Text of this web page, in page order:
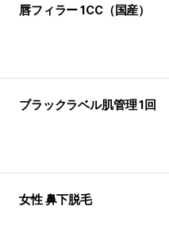
唇フィラー 1CC（国産）
ブラックラベル肌管理 1回
女性 鼻下脱毛